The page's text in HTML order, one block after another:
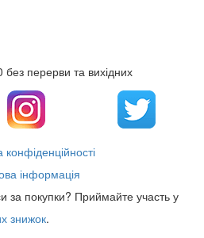
перерви та вихідних
конфіденційності
інформація
за покупки? Приймайте участь у
знижок.